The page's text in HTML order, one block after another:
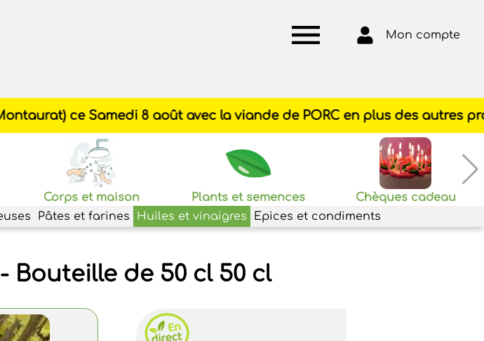
Mon compte
Corps et maison Plants et semences
Chèques cadeau
Pâtes et farines Huiles et vinaigres Epices et condiments
Bouteille de 50 cl 50 cl